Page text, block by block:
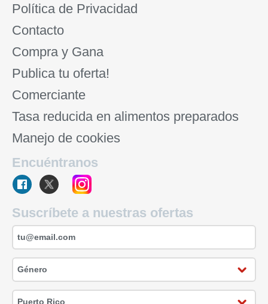
Política de Privacidad
Contacto
Compra y Gana
Publica tu oferta!
Comerciante
Tasa reducida en alimentos preparados
Manejo de cookies
Encuéntranos
Suscríbete a nuestras ofertas